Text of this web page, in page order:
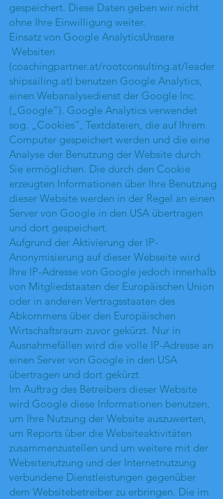
gespeichert. Diese Daten geben wir nicht
ohne Ihre Einwilligung weiter.
Einsatz von Google AnalyticsUnsere
Websiten
(coachingpartner.at/rootconsulting.at/leader
shipsailing.at) benutzen Google Analytics,
einen Webanalysedienst der Google Inc.
(„Google“). Google Analytics verwendet
sog. „Cookies“, Textdateien, die auf Ihrem
Computer gespeichert werden und die eine
Analyse der Benutzung der Website durch
Sie ermöglichen. Die durch den Cookie
erzeugten Informationen über Ihre Benutzung
dieser Website werden in der Regel an einen
Server von Google in den USA übertragen
und dort gespeichert.
Aufgrund der Aktivierung der IP-
Anonymisierung auf dieser Webseite wird
Ihre IP-Adresse von Google jedoch innerhalb
von Mitgliedstaaten der Europäischen Union
oder in anderen Vertragsstaaten des
Abkommens über den Europäischen
Wirtschaftsraum zuvor gekürzt. Nur in
Ausnahmefällen wird die volle IP-Adresse an
einen Server von Google in den USA
übertragen und dort gekürzt.
Im Auftrag des Betreibers dieser Website
wird Google diese Informationen benutzen,
um Ihre Nutzung der Website auszuwerten,
um Reports über die Websiteaktivitäten
zusammenzustellen und um weitere mit der
Websitenutzung und der Internetnutzung
verbundene Dienstleistungen gegenüber
dem Websitebetreiber zu erbringen. Die im